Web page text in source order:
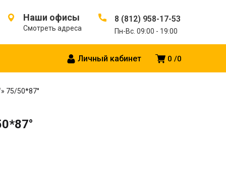
Наши офисы
Смотреть адреса
8 (812) 958-17-53
Пн-Вс. 09:00 - 19:00
0 0
Личный кабинет
75/50*87°